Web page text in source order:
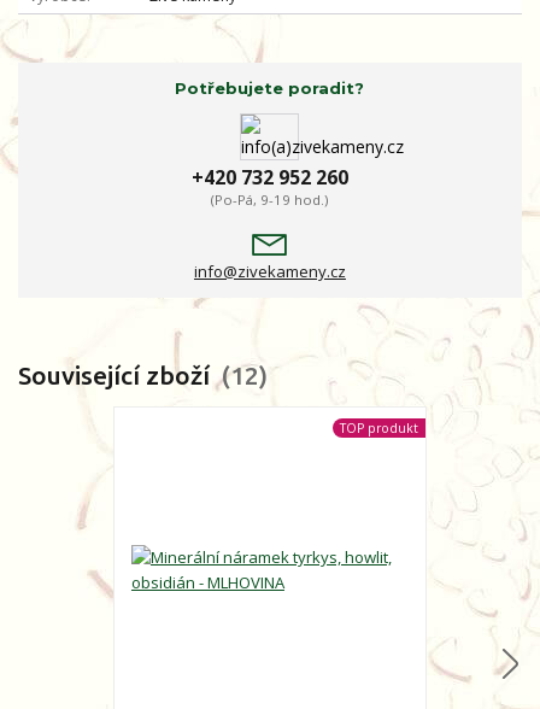
Potřebujete poradit?
+420 732 952 260
(Po-Pá, 9-19 hod.)
info@zivekameny.cz
Související zboží 12
TOP produkt